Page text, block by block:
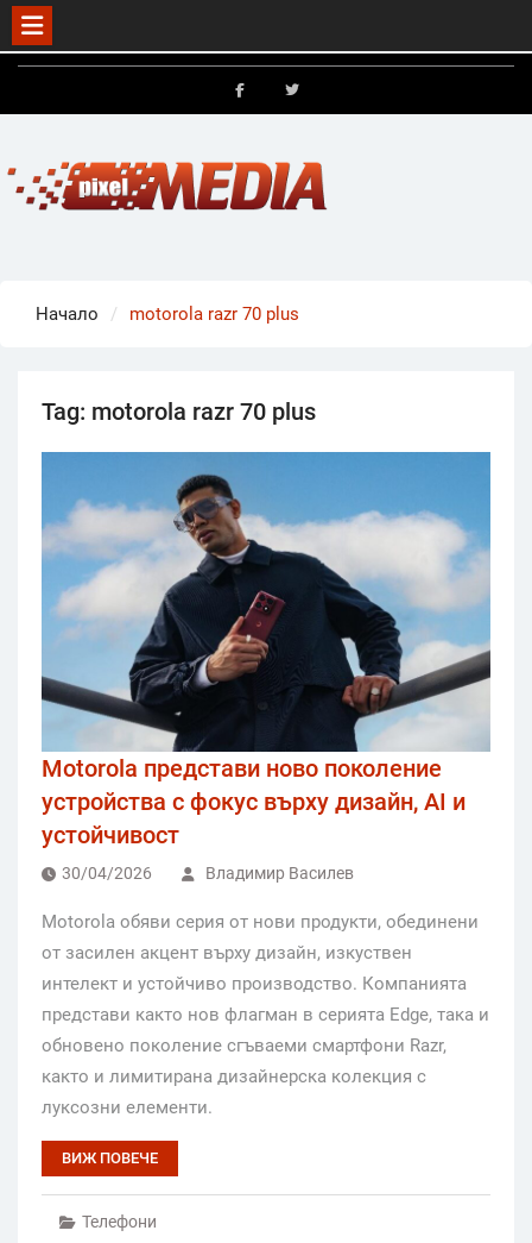
Skip
Начало motorola razr 70 plus
Tag: motorola razr 70 plus
Motorola представи ново поколение
устройства с фокус върху дизайн, AI и
устойчивост
30/04/2026 Владимир Василев
Motorola обяви серия от нови продукти, обединени
от засилен акцент върху дизайн, изкуствен
интелект и устойчиво производство. Компанията
представи както нов флагман в серията Edge, така и
обновено поколение сгъваеми смартфони Razr,
както и лимитирана дизайнерска колекция с
луксозни елементи.
ВИЖ ПОВЕЧЕ
Телефони